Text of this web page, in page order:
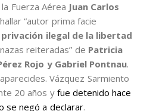
Fuerza Aérea Juan Carlos
“autor prima facie
privación ilegal de la libertad
reiteradas” de Patricia
Rojo y Gabriel Pontnau.
Vázquez Sarmiento
20 años y fue detenido hace
se negó a declarar.